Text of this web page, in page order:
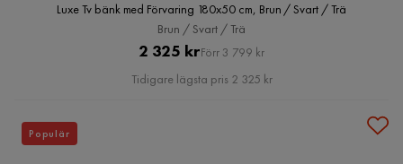
Luxe Tv bänk med Förvaring 180x50 cm, Brun / Svart / Trä
Brun / Svart / Trä
Pris
2 325 krOriginal
Pris
Förr 3 799 kr
Tidigare lägsta pris 2 325 kr
Populär